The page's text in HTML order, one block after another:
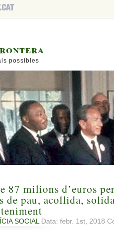
possibles
87 milions d’euros
de pau, acollida,
SOCIAL Data: febr. 1st, 2018